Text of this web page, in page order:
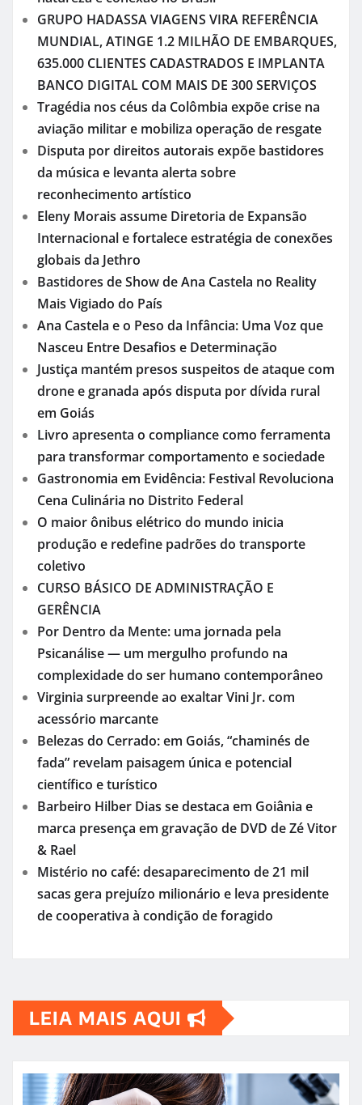
GRUPO HADASSA VIAGENS VIRA REFERÊNCIA
MUNDIAL, ATINGE 1.2 MILHÃO DE EMBARQUES,
635.000 CLIENTES CADASTRADOS E IMPLANTA
BANCO DIGITAL COM MAIS DE 300 SERVIÇOS
Tragédia nos céus da Colômbia expõe crise na
aviação militar e mobiliza operação de resgate
Disputa por direitos autorais expõe bastidores
da música e levanta alerta sobre
reconhecimento artístico
Eleny Morais assume Diretoria de Expansão
Internacional e fortalece estratégia de conexões
globais da Jethro
Bastidores de Show de Ana Castela no Reality
Mais Vigiado do País
Ana Castela e o Peso da Infância: Uma Voz que
Nasceu Entre Desafios e Determinação
Justiça mantém presos suspeitos de ataque com
drone e granada após disputa por dívida rural
em Goiás
Livro apresenta o compliance como ferramenta
para transformar comportamento e sociedade
Gastronomia em Evidência: Festival Revoluciona
Cena Culinária no Distrito Federal
O maior ônibus elétrico do mundo inicia
produção e redefine padrões do transporte
coletivo
CURSO BÁSICO DE ADMINISTRAÇÃO E
GERÊNCIA
Por Dentro da Mente: uma jornada pela
Psicanálise — um mergulho profundo na
complexidade do ser humano contemporâneo
Virginia surpreende ao exaltar Vini Jr. com
acessório marcante
Belezas do Cerrado: em Goiás, “chaminés de
fada” revelam paisagem única e potencial
científico e turístico
Barbeiro Hilber Dias se destaca em Goiânia e
marca presença em gravação de DVD de Zé Vitor
& Rael
Mistério no café: desaparecimento de 21 mil
sacas gera prejuízo milionário e leva presidente
de cooperativa à condição de foragido
LEIA MAIS AQUI